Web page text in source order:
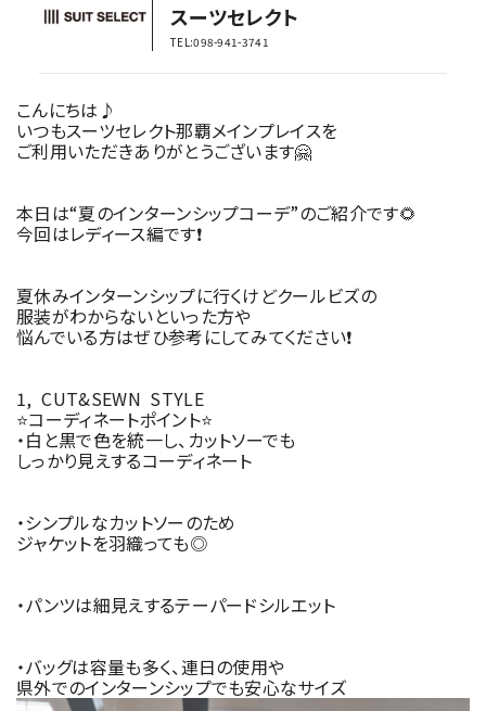
スーツセレクト
TEL:098-941-3741
こんにちは♪
いつもスーツセレクト那覇メインプレイスを
ご利用いただきありがとうございます🤗
本日は“夏のインターンシップコーデ”のご紹介です🌻
今回はレディース編です❗️
夏休みインターンシップに行くけどクールビズの
服装がわからないといった方や
悩んでいる方はぜひ参考にしてみてください❗️
1, CUT&SEWN STYLE
⭐️コーディネートポイント⭐️
・白と黒で色を統一し、カットソーでも
しっかり見えするコーディネート
・シンプルなカットソーのため
ジャケットを羽織っても◎
・パンツは細見えするテーパードシルエット
・バッグは容量も多く、連日の使用や
県外でのインターンシップでも安心なサイズ